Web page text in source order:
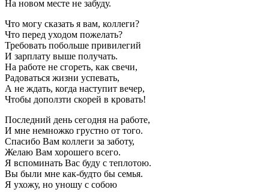
На новом месте не забуду.
Что могу сказать я вам, коллеги?
Что перед уходом пожелать?
Требовать побольше привилегий
И зарплату выше получать.
На работе не сгореть, как свечи,
Радоваться жизни успевать,
А не ждать, когда наступит вечер,
Чтобы доползти скорей в кровать!
Последний день сегодня на работе,
И мне немножко грустно от того.
Спасибо Вам коллеги за заботу,
Желаю Вам хорошего всего.
Я вспоминать Вас буду с теплотою.
Вы были мне как-будто бы семья.
Я ухожу, но уношу с собою